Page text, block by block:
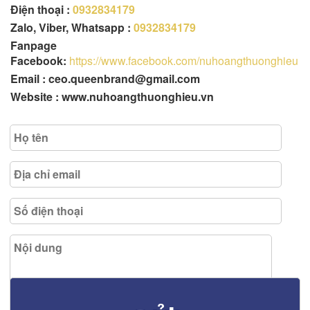
Điện thoại : 0932834179
Zalo, Viber, Whatsapp : 0932834179
Fanpage
Facebook: https://www.facebook.com/nuhoangthuonghieu
Email : ceo.queenbrand@gmail.com
Website : www.nuhoangthuonghieu.vn